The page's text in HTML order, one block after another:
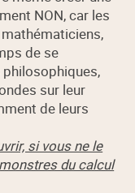
NON, car les
de se
sur leur
de leurs
si vous ne le
du calcul